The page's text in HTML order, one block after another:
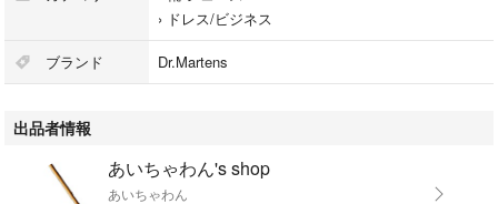
＜Dr.Martens＞の定番タッセルローファー「ADRIAN」。
1980年代から愛され続ける同モデルのイエローステッチを大胆にホワイト
タッセルの遊び心はそのままに、きれいめスタイルに自然になじみ、足元
› ドレス/ビジネス
ブランド Dr.Martens
出品者情報
あいちゃわん's shop
あいちゃわん